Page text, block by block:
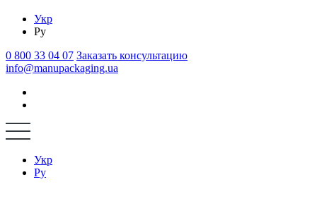
Укр
Ру
0 800 33 04 07 Заказать консультацию
info@manupackaging.ua
Укр
Ру